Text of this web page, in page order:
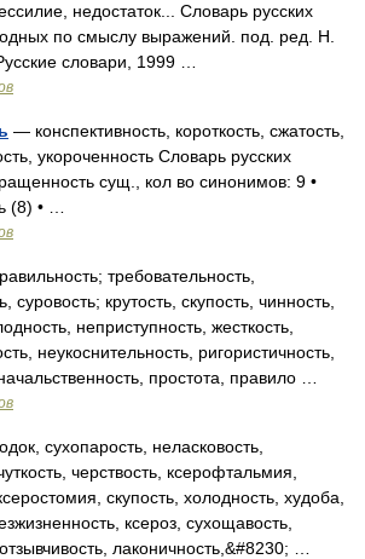
недостаток... Словарь русских
по смыслу выражений. под. ред. Н.
словари, 1999 …
— конспективность, короткость, сжатость,
укороченность Словарь русских
сущ., кол во синонимов: 9 •
(8) • …
требовательность,
суровость; крутость, скупость, чинность,
неприступность, жесткость,
неукоснительность, ригористичность,
простота, правило …
сухопарость, неласковость,
черствость, ксерофтальмия,
скупость, холодность, худоба,
ксероз, сухощавость,
лаконичность,&#8230; …